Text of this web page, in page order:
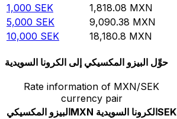
1,000 SEK 1,818.08 MXN
5,000 SEK 9,090.38 MXN
10,000 SEK 18,180.8 MXN
حوِّل البيزو المكسيكي إلى الكرونا السويدية
Rate information of MXN/SEK
currency pair
البيزو المكسيكيMXN الكرونا السويديةSEK